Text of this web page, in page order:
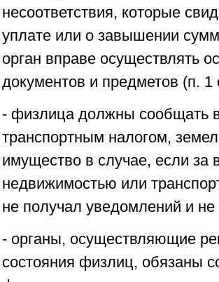
несоответствия, которые
уплате или о завышении
орган вправе осуществлять
документов и предметов (п.
- физлица должны сообщать
транспортным налогом,
имущество в случае, если за
недвижимостью или
не получал уведомлений и
- органы, осуществляющие
состояния физлиц, обязаны